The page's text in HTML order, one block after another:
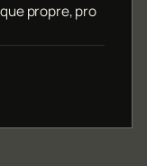
propre, pro